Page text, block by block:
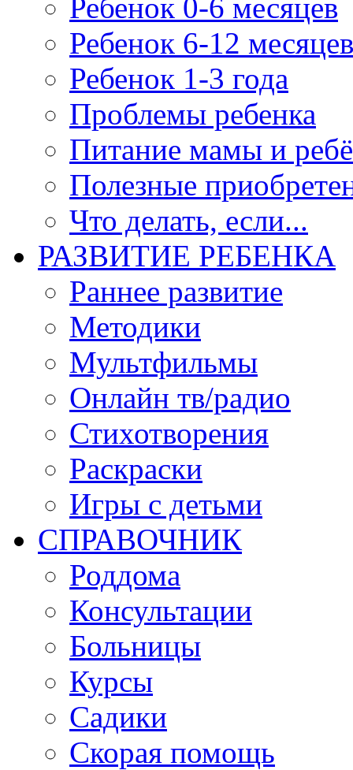
Ребенок 0-6 месяцев
Ребенок 6-12 месяцев
Ребенок 1-3 года
Проблемы ребенка
Питание мамы и
Полезные
Что делать, если...
РАЗВИТИЕ РЕБЕНКА
Раннее развитие
Методики
Мультфильмы
Онлайн тв/радио
Стихотворения
Раскраски
Игры c детьми
СПРАВОЧНИК
Роддома
Консультации
Больницы
Курсы
Садики
Скорая помощь